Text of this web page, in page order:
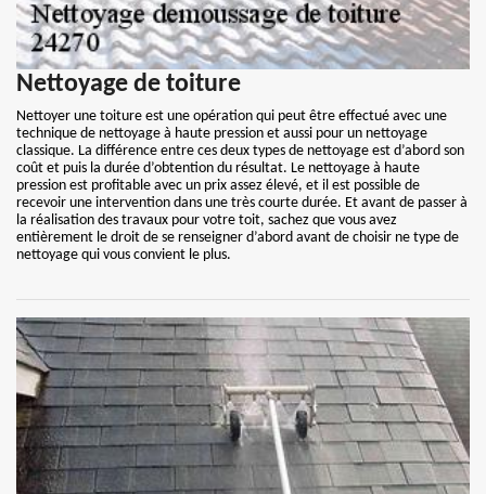
Nettoyage de toiture
Nettoyer une toiture est une opération qui peut être effectué avec une
technique de nettoyage à haute pression et aussi pour un nettoyage
classique. La différence entre ces deux types de nettoyage est d’abord son
coût et puis la durée d’obtention du résultat. Le nettoyage à haute
pression est profitable avec un prix assez élevé, et il est possible de
recevoir une intervention dans une très courte durée. Et avant de passer à
la réalisation des travaux pour votre toit, sachez que vous avez
entièrement le droit de se renseigner d’abord avant de choisir ne type de
nettoyage qui vous convient le plus.